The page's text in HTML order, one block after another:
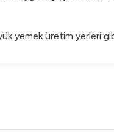
yemek üretim yerleri